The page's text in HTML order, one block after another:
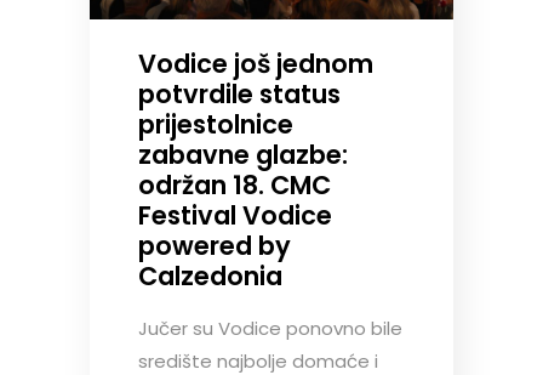
Vodice još jednom
potvrdile status
prijestolnice
zabavne glazbe:
održan 18. CMC
Festival Vodice
powered by
Calzedonia
Jučer su Vodice ponovno bile
središte najbolje domaće i